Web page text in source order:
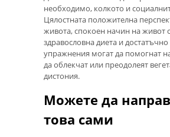
необходимо, колкото и
Цялостната положителна
живота, спокоен начин на живот
здравословна диета и
упражнения могат да помогнат
да облекчат или преодолеят
дистония.
Можете да
това сами